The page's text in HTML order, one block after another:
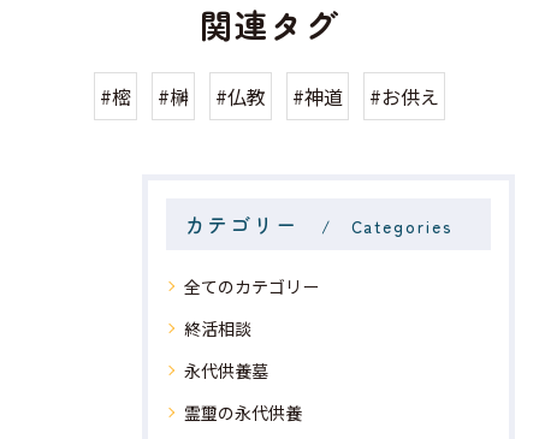
関連タグ
#樒 #榊 #仏教 #神道 #お供え
カテゴリー Categories
全てのカテゴリー
終活相談
永代供養墓
霊璽の永代供養